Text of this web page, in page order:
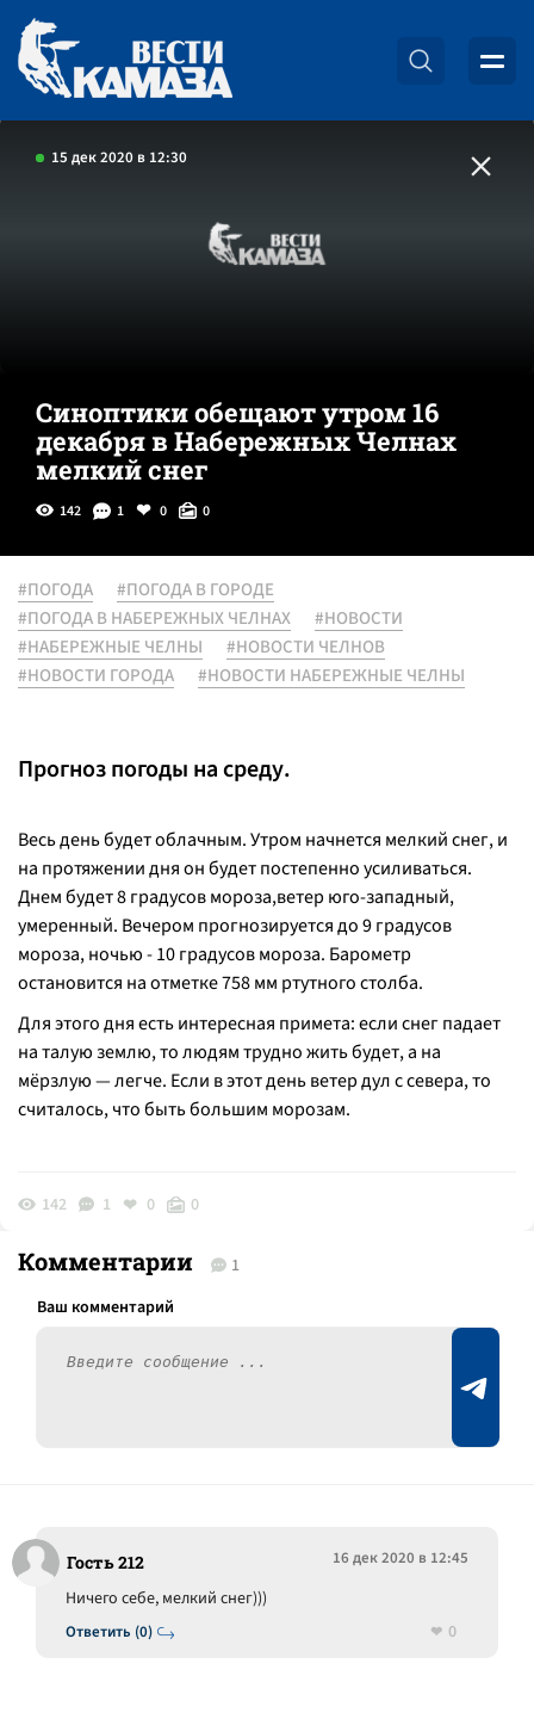
15 дек 2020 в 12:30
Синоптики обещают утром 16
декабря в Набережных Челнах
мелкий снег
142 1 0 0
#ПОГОДА
#ПОГОДА В ГОРОДЕ
#ПОГОДА В НАБЕРЕЖНЫХ ЧЕЛНАХ
#НОВОСТИ
#НАБЕРЕЖНЫЕ ЧЕЛНЫ
#НОВОСТИ ЧЕЛНОВ
#НОВОСТИ ГОРОДА
#НОВОСТИ НАБЕРЕЖНЫЕ ЧЕЛНЫ
Прогноз погоды на среду.
Весь день будет облачным. Утром начнется мелкий снег, и
на протяжении дня он будет постепенно усиливаться.
Днем будет 8 градусов мороза,ветер юго-западный,
умеренный. Вечером прогнозируется до 9 градусов
мороза, ночью - 10 градусов мороза. Барометр
остановится на отметке 758 мм ртутного столба.
Для этого дня есть интересная примета: если снег падает
на талую землю, то людям трудно жить будет, а на
мёрзлую — легче. Если в этот день ветер дул с севера, то
считалось, что быть большим морозам.
142 1 0 0
Комментарии 1
Гость 212 16 дек 2020 в 12:45
Ответить (0)
Ничего себе, мелкий снег)))
0